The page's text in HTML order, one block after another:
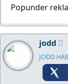
Popunder
jodd
JODD